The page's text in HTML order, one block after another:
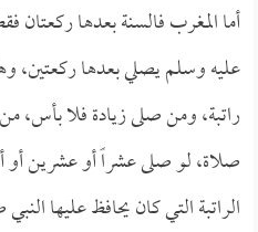
أما المغرب فالسنة بعدها ركعتان
عليه وسلم يصلي بعدها ركعتين،
راتبة، ومن صلى زيادة فلا بأس،
صلاة، لو صلى عشراً أو عشرين أو
الراتبة التي كان يحافظ عليها